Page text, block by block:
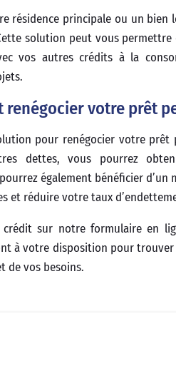
principale ou un bien
solution peut vous
vos autres crédits à la
votre prêt
pour renégocier votre
dettes, vous pourrez
également bénéficier d’un
et réduire votre taux
sur notre formulaire en
à votre disposition pour
de vos besoins.